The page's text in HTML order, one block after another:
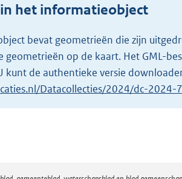
in het informatieobject
bevat geometrieën die zijn
geometrieën op de kaart. Het GML-
kunt de authentieke versie
Datacollecties/2024/dc-